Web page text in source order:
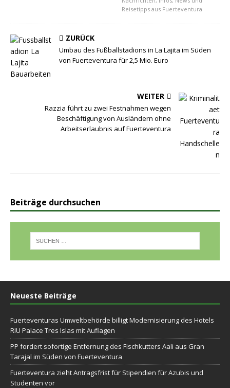
Reisetipps aus Fuerteventura
ZURÜCK
Umbau des Fußballstadions in La Lajita im Süden
von Fuerteventura für 2,5 Mio. Euro
WEITER
Razzia führt zu zwei Festnahmen wegen
Beschäftigung von Ausländern ohne
Arbeitserlaubnis auf Fuerteventura
Beiträge durchsuchen
Neueste Beiträge
Fuerteventuras Umweltbehörde billigt Modernisierung des Hotels
RIU Palace Tres Islas mit Auflagen
PP fordert sofortige Entfernung des Fischkutters Aali aus Gran
Tarajal im Süden von Fuerteventura
Fuerteventura zieht Antragsfrist für Stipendien für Azubis und
Studenten vor